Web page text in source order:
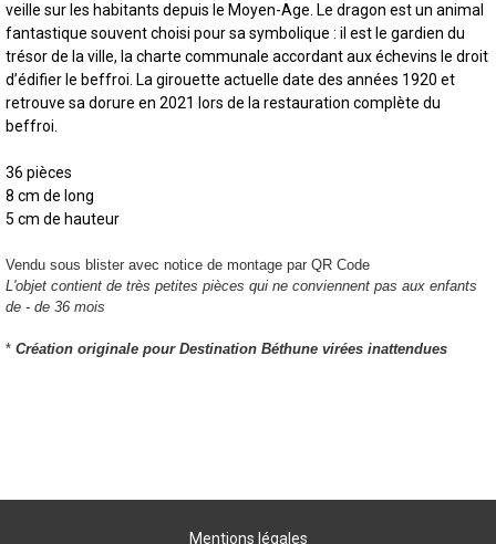
veille sur les habitants depuis le Moyen-Age. Le dragon est un animal
fantastique souvent choisi pour sa symbolique : il est le gardien du
trésor de la ville, la charte communale accordant aux échevins le droit
d’édifier le beffroi. La girouette actuelle date des années 1920 et
retrouve sa dorure en 2021 lors de la restauration complète du
beffroi.
36 pièces
8 cm de long
5 cm de hauteur
Vendu sous blister avec notice de montage par QR Code
L'objet contient de très petites pièces qui ne conviennent pas aux enfants
de - de 36 mois
* Création originale pour Destination Béthune virées inattendues
Mentions légales